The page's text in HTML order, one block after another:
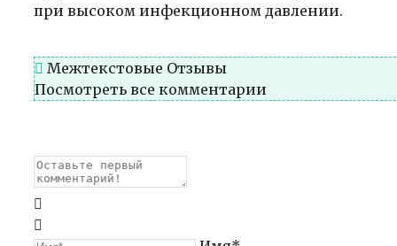
при высоком инфекционном давлении.
Межтекстовые Отзывы
Посмотреть все комментарии